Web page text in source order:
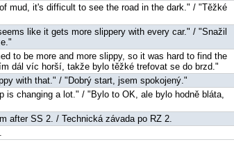
mud, it's difficult to see the road in the dark." / "Těžké
like it gets more slippery with every car." / "Snažil
to be more and more slippy, so it was hard to find the
dál víc horší, takže bylo těžké trefovat se do brzd."
with that." / "Dobrý start, jsem spokojený."
changing a lot." / "Bylo to OK, ale bylo hodně bláta,
after SS 2. / Technická závada po RZ 2.